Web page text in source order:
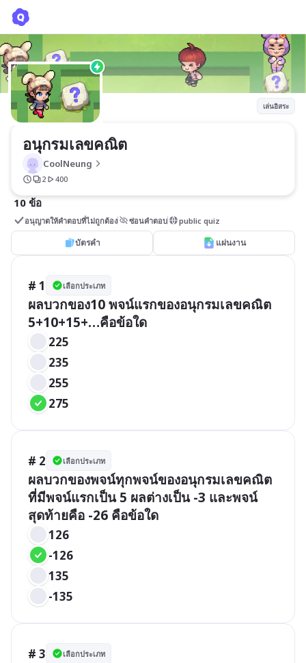
เล่นอิสระ
อนุกรมเลขคณิต
CoolNeung
2 400
10 ข้อ
อนุญาตให้คำตอบที่ไม่ถูกต้อง ซ่อนคำตอบ public quiz
บัตรคำ แผ่นงาน
# 1 เลือกประเภท
ผลบวกของ10 พจน์แรกของอนุกรมเลขคณิต
5+10+15+…คือข้อใด
225
235
255
275
# 2 เลือกประเภท
ผลบวกของพจน์ทุกพจน์ของอนุกรมเลขคณิต
ที่มีพจน์แรกเป็น 5 ผลต่างเป็น -3 และพจน์
สุดท้ายคือ -26 คือข้อใด
126
-126
135
-135
# 3 เลือกประเภท